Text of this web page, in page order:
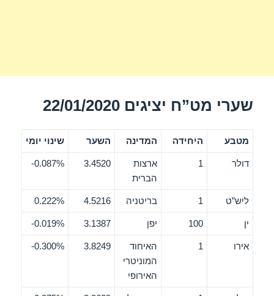
שערי מט”ח יציגים 22/01/2020
מטבע היחידה המדינה השער שינוי יומי
דולר 1
ארצות
הברית
3.4520
0.087%-
ליש”ט 1 בריטניה 4.5216
0.222%
ין 100 יפן 3.1387
0.019%-
אירו 1
האיחוד
המוניטרי
האירופי
3.8249
0.300%-